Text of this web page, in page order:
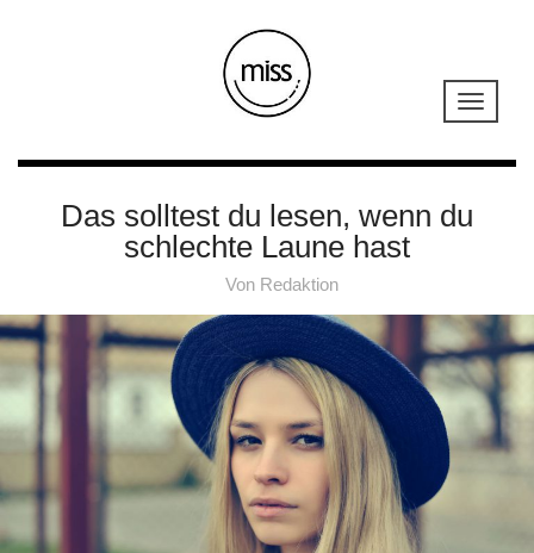
Das solltest du lesen, wenn du
schlechte Laune hast
Von Redaktion